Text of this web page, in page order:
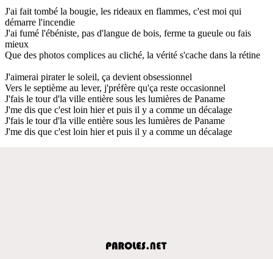
J'ai fait tombé la bougie, les rideaux en flammes, c'est moi qui
démarre l'incendie
J'ai fumé l'ébéniste, pas d'langue de bois, ferme ta gueule ou fais
mieux
Que des photos complices au cliché, la vérité s'cache dans la rétine
J'aimerai pirater le soleil, ça devient obsessionnel
Vers le septième au lever, j'préfère qu'ça reste occasionnel
J'fais le tour d'la ville entière sous les lumières de Paname
J'me dis que c'est loin hier et puis il y a comme un décalage
J'fais le tour d'la ville entière sous les lumières de Paname
J'me dis que c'est loin hier et puis il y a comme un décalage